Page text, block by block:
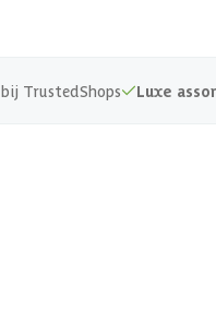
bij TrustedShops Luxe